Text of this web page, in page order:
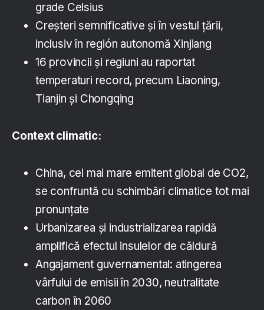
grade Celsius
Creşteri semnificative şi în vestul ţării,
inclusiv în región autonomă Xinjiang
16 provincii şi regiuni au raportat
temperaturi record, precum Liaoning,
Tianjin şi Chongqing
Context climatic:
China, cel mai mare emitent global de CO2,
se confruntă cu schimbări climatice tot mai
pronunţate
Urbanizarea şi industrializarea rapidă
amplifică efectul insulelor de căldură
Angajament guvernamental: atingerea
vârfului de emisii în 2030, neutralitate
carbon în 2060